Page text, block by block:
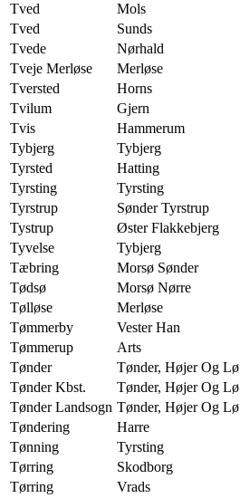
Tved
Mols
Tved
Sunds
Tvede
Nørhald
Tveje Merløse
Merløse
Tversted
Horns
Tvilum
Gjern
Tvis
Hammerum
Tybjerg
Tybjerg
Tyrsted
Hatting
Tyrsting
Tyrsting
Tyrstrup
Sønder Tyrstrup
Tystrup
Øster Flakkebjerg
Tyvelse
Tybjerg
Tæbring
Morsø Sønder
Tødsø
Morsø Nørre
Tølløse
Merløse
Tømmerby
Vester Han
Tømmerup
Arts
Tønder
Tønder, Højer Og Lø
Tønder Kbst.
Tønder, Højer Og Lø
Tønder Landsogn Tønder, Højer Og Lø
Tøndering
Harre
Tønning
Tyrsting
Tørring
Skodborg
Tørring
Vrads